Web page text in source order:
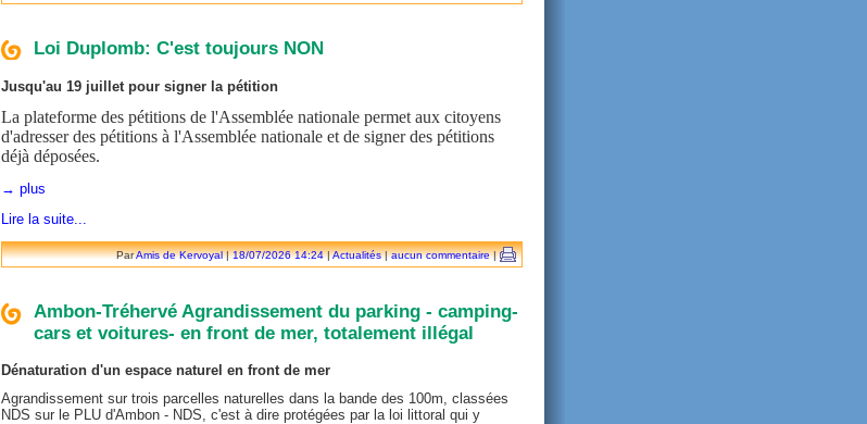
Loi Duplomb: C'est toujours NON
Jusqu'au 19 juillet pour signer la pétition
La plateforme des pétitions de l'Assemblée nationale permet aux citoyens
d'adresser des pétitions à l'Assemblée nationale et de signer des pétitions
déjà déposées.
→ plus
Lire la suite...
ParAmis de Kervoyal|18/07/2026 14:24|Actualités|aucun commentaire|
Ambon-Tréhervé Agrandissement du parking - camping-
cars et voitures- en front de mer, totalement illégal
Dénaturation d'un espace naturel en front de mer
Agrandissement sur trois parcelles naturelles dans la bande des 100m, classées
NDS sur le PLU d'Ambon - NDS, c'est à dire protégées par la loi littoral qui y